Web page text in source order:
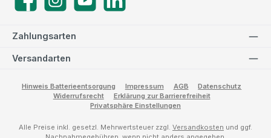
Zahlungsarten
Versandarten
FacebookInstagramYouTube
Hinweis Batterieentsorgung Impressum AGB
Datenschutz
Widerrufsrecht
Erklärung zur Barrierefreiheit
Privatsphäre Einstellungen
Alle Preise inkl. gesetzl. Mehrwertsteuer zzgl. Versandkosten und ggf.